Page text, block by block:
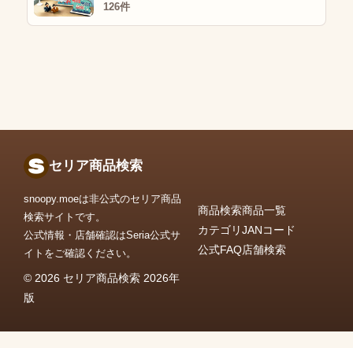
126件
セリア商品検索
snoopy.moeは非公式のセリア商品
検索サイトです。
公式情報・店舗確認はSeria公式サ
イトをご確認ください。
© 2026 セリア商品検索 2026年
版
商品検索商品一覧
カテゴリJANコード
公式FAQ店舗検索